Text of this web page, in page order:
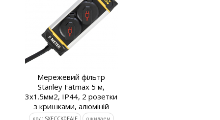
Мережевий фільтр
Stanley Fatmax 5 м,
3x1.5мм2, IP44, 2 розетки
з кришками, алюміній
код: SXECCK0EAJE ожидаем